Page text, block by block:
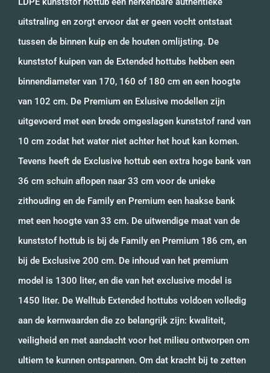
uitstraling en zorgt ervoor dat er geen vocht ontstaat
tussen de binnen kuip en de houten omlijsting. De
kunststof kuipen van de Extended hottubs hebben een
binnendiameter van 170, 160 of 180 cm en een hoogte
van 102 cm. De Premium en Exlusive modellen zijn
uitgevoerd met een brede omgeslagen kunststof rand van
10 cm zodat het water niet achter het hout kan komen.
Tevens heeft de Exclusive hottub een extra hoge bank van
36 cm schuin aflopen naar 33 cm voor de unieke
zithouding en de Family en Premium een haakse bank
met een hoogte van 33 cm. De uitwendige maat van de
kunststof hottub is bij de Family en Premium 186 cm, en
bij de Exclusive 200 cm. De inhoud van het premium
model is 1300 liter, en die van het exclusive model is
1450 liter. De Welltub Extended hottubs voldoen volledig
aan de kernwaarden die zo belangrijk zijn: kwaliteit,
veiligheid en met aandacht voor het milieu ontworpen om
ultiem te kunnen ontspannen. Om dat kracht bij te zetten